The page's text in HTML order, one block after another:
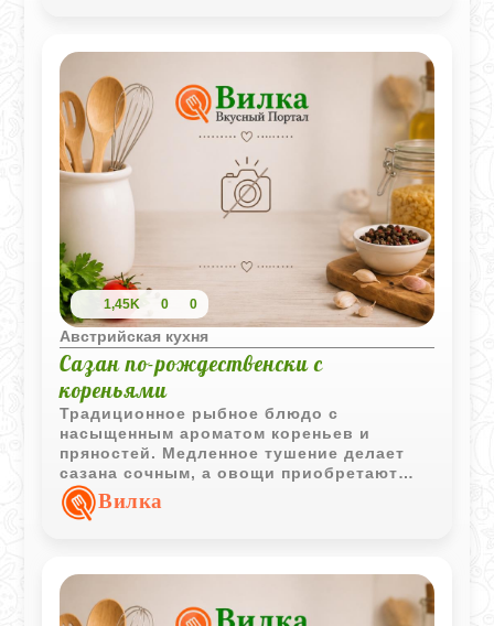
1,45K 0 0
Австрийская кухня
Сазан по-рождественски с
кореньями
Традиционное рыбное блюдо с
насыщенным ароматом кореньев и
пряностей. Медленное тушение делает
сазана сочным, а овощи приобретают
глубокий и выразительный вкус.
Вилка